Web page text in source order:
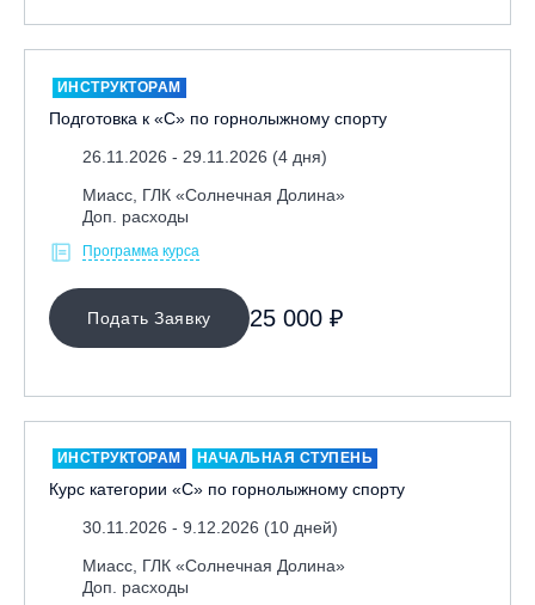
Приморский край, ГЛК «Медвежья Долина»
Республика Башкортостан., с. Новоабзаково, ГЛЦ
Санкт-Петербург, Всесезонный курорт «Игора»
Санкт-Петербург, Скейт-парк под мостом Бетанкура
Сочи, ГТЦ «Газпром»
Узбекистан, ГКЛЦ «Amirsoy»
Уфа,СШОР ПО БИАТЛОНУ РБ
Челябинская обл., Миасс, Вейк-клуб «Мастер»
Чусовой, ГК «Такман»
ИНСТРУКТОРАМ
Подготовка к «С» по горнолыжному спорту
26.11.2026 - 29.11.2026 (4 дня)
Миасс, ГЛК «Солнечная Долина»
Доп. расходы
Программа курса
Подать Заявку 25 000 ₽
ИНСТРУКТОРАМ НАЧАЛЬНАЯ СТУПЕНЬ
Курс категории «С» по горнолыжному спорту
30.11.2026 - 9.12.2026 (10 дней)
Миасс, ГЛК «Солнечная Долина»
Доп. расходы